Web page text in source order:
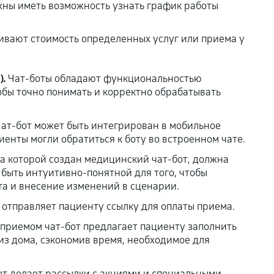
иметь возможность узнать график работы
стоимость определенных услуг или приема у
Чат-боты обладают функциональностью
точно понимать и корректно обрабатывать
бот может быть интегрирован в мобильное
могли обратиться к боту во встроенном чате.
которой создан медицинский чат-бот, должна
интуитивно-понятной для того, чтобы
и внесение изменений в сценарии.
пациенту ссылку для оплаты приема.
чат-бот предлагает пациенту заполнить
дома, сэкономив время, необходимое для